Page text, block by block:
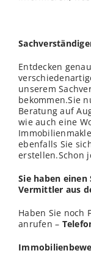
Entdecken
unserem
bekommen.Sie
Beratung auf
wie auch eine
ebenfalls Sie
erstellen.Schon
Sie haben
Vermittler aus
Haben Sie noch
anrufen –